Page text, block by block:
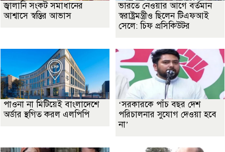
জ্বালানি সংকট সমাধানের
আশ্বাসে স্বস্তির আভাস
ভারতে নেওয়ার আগে বর্তমান
স্বরাষ্ট্রমন্ত্রীও ছিলেন টিএফআই
সেলে: চিফ প্রসিকিউটর
পাওনা না মিটিয়েই বাংলাদেশে
অর্ডার স্থগিত করল এলপিপি
‘সরকারকে পাঁচ বছর দেশ
পরিচালনার সুযোগ দেওয়া হবে
না’